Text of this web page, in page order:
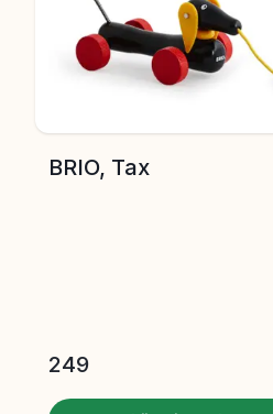
BRIO, Tax
249